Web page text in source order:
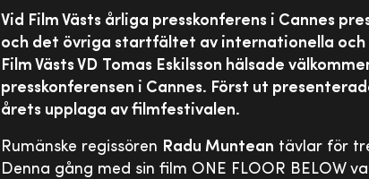
Vid Film Västs årliga presskonferens i Cannes
och det övriga startfältet av internationella och
Film Västs VD Tomas Eskilsson hälsade
presskonferensen i Cannes. Först ut
årets upplaga av filmfestivalen.
Rumänske regissören Radu Muntean tävlar för
Denna gång med sin film ONE FLOOR BELOW